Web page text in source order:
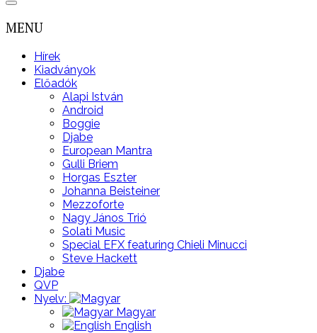
MENU
Hírek
Kiadványok
Előadók
Alapi István
Android
Boggie
Djabe
European Mantra
Gulli Briem
Horgas Eszter
Johanna Beisteiner
Mezzoforte
Nagy János Trió
Solati Music
Special EFX featuring Chieli Minucci
Steve Hackett
Djabe
QVP
Nyelv:
Magyar
English